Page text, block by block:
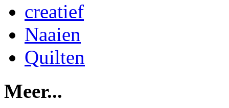
creatief
Naaien
Quilten
Meer...